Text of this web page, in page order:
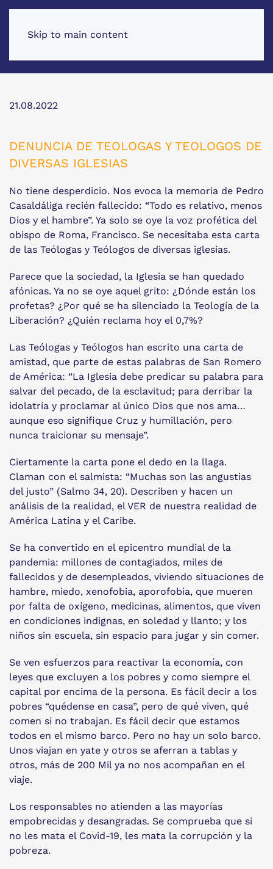
Skip to main content
21.08.2022
DENUNCIA DE TEOLOGAS Y TEOLOGOS DE
DIVERSAS IGLESIAS
No tiene desperdicio. Nos evoca la memoria de Pedro
Casaldáliga recién fallecido: “Todo es relativo, menos
Dios y el hambre”. Ya solo se oye la voz profética del
obispo de Roma, Francisco. Se necesitaba esta carta
de las Teólogas y Teólogos de diversas iglesias.
Parece que la sociedad, la Iglesia se han quedado
afónicas. Ya no se oye aquel grito: ¿Dónde están los
profetas? ¿Por qué se ha silenciado la Teología de la
Liberación? ¿Quién reclama hoy el 0,7%?
Las Teólogas y Teólogos han escrito una carta de
amistad, que parte de estas palabras de San Romero
de América: “La Iglesia debe predicar su palabra para
salvar del pecado, de la esclavitud; para derribar la
idolatría y proclamar al único Dios que nos ama…
aunque eso signifique Cruz y humillación, pero
nunca traicionar su mensaje”.
Ciertamente la carta pone el dedo en la llaga.
Claman con el salmista: “Muchas son las angustias
del justo” (Salmo 34, 20). Describen y hacen un
análisis de la realidad, el VER de nuestra realidad de
América Latina y el Caribe.
Se ha convertido en el epicentro mundial de la
pandemia: millones de contagiados, miles de
fallecidos y de desempleados, viviendo situaciones de
hambre, miedo, xenofobia, aporofobia, que mueren
por falta de oxígeno, medicinas, alimentos, que viven
en condiciones indignas, en soledad y llanto; y los
niños sin escuela, sin espacio para jugar y sin comer.
Se ven esfuerzos para reactivar la economía, con
leyes que excluyen a los pobres y como siempre el
capital por encima de la persona. Es fácil decir a los
pobres “quédense en casa”, pero de qué viven, qué
comen si no trabajan. Es fácil decir que estamos
todos en el mismo barco. Pero no hay un solo barco.
Unos viajan en yate y otros se aferran a tablas y
otros, más de 200 Mil ya no nos acompañan en el
viaje.
Los responsables no atienden a las mayorías
empobrecidas y desangradas. Se comprueba que si
no les mata el Covid-19, les mata la corrupción y la
pobreza.